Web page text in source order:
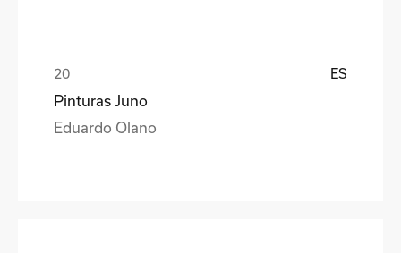
ES
Pinturas Juno
Eduardo Olano